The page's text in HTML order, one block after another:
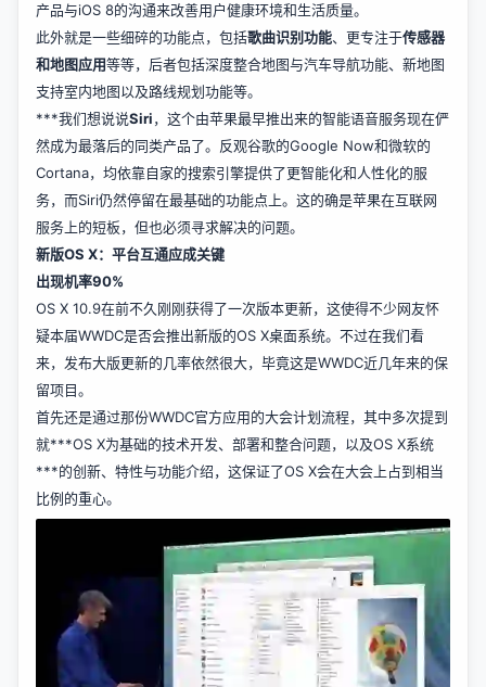
产品与iOS 8的沟通来改善用户健康环境和生活质量。
此外就是一些细碎的功能点，包括歌曲识别功能、更专注于传感器
和地图应用等等，后者包括深度整合地图与汽车导航功能、新地图
支持室内地图以及路线规划功能等。
***我们想说说Siri，这个由苹果最早推出来的智能语音服务现在俨
然成为最落后的同类产品了。反观谷歌的Google Now和微软的
Cortana，均依靠自家的搜索引擎提供了更智能化和人性化的服
务，而Siri仍然停留在最基础的功能点上。这的确是苹果在互联网
服务上的短板，但也必须寻求解决的问题。
新版OS X：平台互通应成关键
出现机率90%
OS X 10.9在前不久刚刚获得了一次版本更新，这使得不少网友怀
疑本届WWDC是否会推出新版的OS X桌面系统。不过在我们看
来，发布大版更新的几率依然很大，毕竟这是WWDC近几年来的保
留项目。
首先还是通过那份WWDC官方应用的大会计划流程，其中多次提到
就***OS X为基础的技术开发、部署和整合问题，以及OS X系统
***的创新、特性与功能介绍，这保证了OS X会在大会上占到相当
比例的重心。